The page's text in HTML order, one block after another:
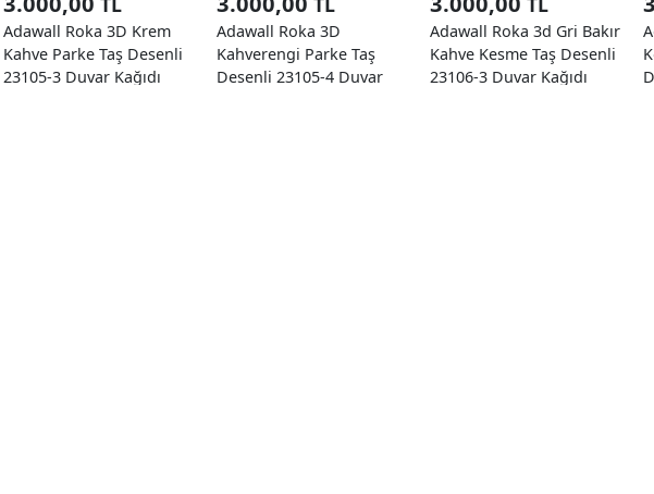
Adawall Roka 3D Krem
Kahve Parke Taş Desenli
23105-3 Duvar Kağıdı
Adawall Roka 3D
Kahverengi Parke Taş
Desenli 23105-4 Duvar
Adawall Roka 3d Gri Bakır
Kahve Kesme Taş Desenli
23106-3 Duvar Kağıdı